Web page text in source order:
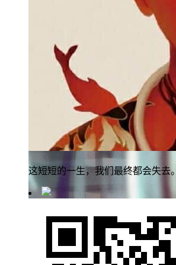
这短短的一生，我们最终都会失去。